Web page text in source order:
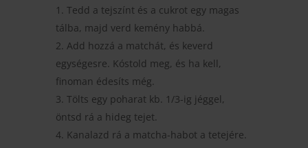
Tedd a tejszínt és a cukrot egy magas
tálba, majd verd kemény habbá.
Add hozzá a matchát, és keverd
egységesre. Kóstold meg, és ha kell,
finoman édesíts még.
Tölts egy poharat kb. 1/3-ig jéggel,
öntsd rá a hideg tejet.
Kanalazd rá a matcha-habot a tetejére.